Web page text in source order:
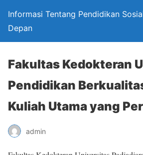
Informasi Tentang Pendidikan
Depan
Fakultas Kedokteran
Pendidikan
Kuliah Utama yang
admin